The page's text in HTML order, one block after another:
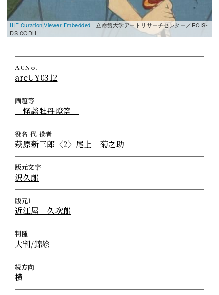
IIIF Curation Viewer Embedded | 立命館大学アートリサーチセンター／ROIS-
DS CODH
ACNo.
arcUY0312
画題等
「怪談牡丹燈篭」
役名.代.役者
萩原新三郎〈2〉尾上 菊之助
版元文字
沢久郎
版元1
近江屋 久次郎
判種
大判/錦絵
続方向
横